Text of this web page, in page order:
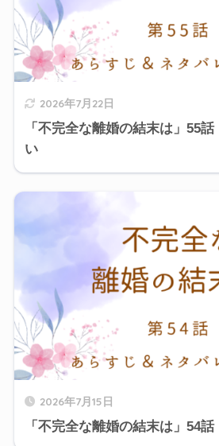
2026年7月22日
「不完全な離婚の結末は」55
い
2026年7月15日
「不完全な離婚の結末は」54